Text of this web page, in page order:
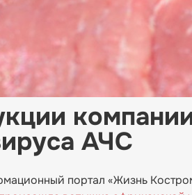
АЧС
портал «Жизнь